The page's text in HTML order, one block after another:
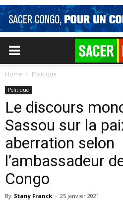
Home Politique
Politique
Le discours
Sassou sur la
aberration selon
l’ambassadeur
Congo
By Stany Franck - 25 janvier 2021